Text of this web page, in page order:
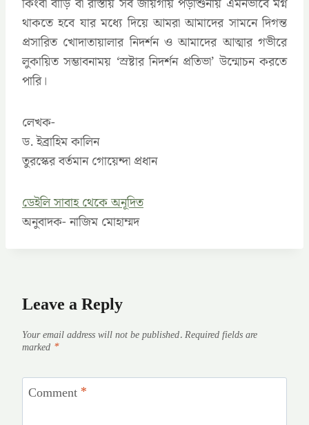
থাকতে হবে যার মধ্যে দিয়ে আমরা আমাদের সামনে দিগন্ত
প্রসারিত খোদাতায়ালার নিদর্শন ও আমাদের আত্মার গভীরে
লুকায়িত সম্ভাবনাময় ‘স্রষ্টার নিদর্শন প্রতিভা’ উন্মোচন করতে
পারি।
লেখক-
ড. ইব্রাহিম কালিন
তুরস্কের বর্তমান গোয়েন্দা প্রধান
ডেইলি সাবাহ থেকে অনূদিত
অনুবাদক- নাজিম মোহাম্মদ
Leave a Reply
Your email address will not be published.Required fields are
marked *
Comment *